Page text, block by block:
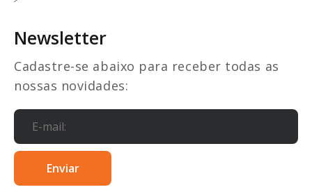
Newsletter
Cadastre-se abaixo para receber todas as
nossas novidades: